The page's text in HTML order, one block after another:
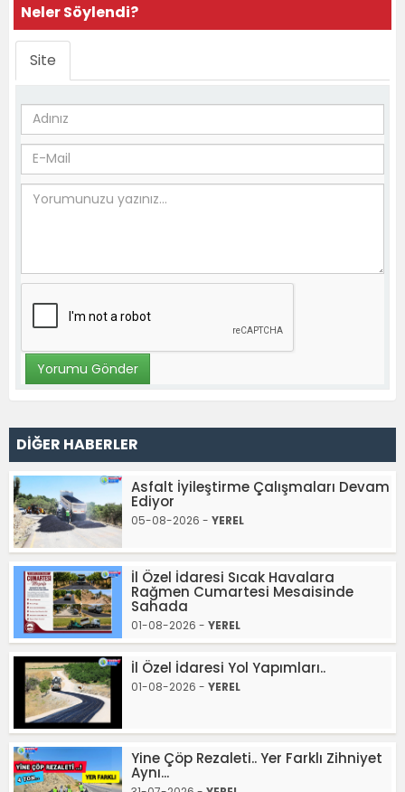
Neler Söylendi?
Site
DİĞER HABERLER
Asfalt İyileştirme Çalışmaları Devam
Ediyor
05-08-2026 - YEREL
İl Özel İdaresi Sıcak Havalara
Rağmen Cumartesi Mesaisinde
Sahada
01-08-2026 - YEREL
İl Özel İdaresi Yol Yapımları..
01-08-2026 - YEREL
Yine Çöp Rezaleti.. Yer Farklı Zihniyet
Aynı...